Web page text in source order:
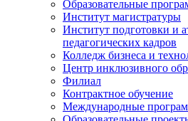
Образовательные
Институт магистратуры
Институт подготовки и
педагогических кадров
Колледж бизнеса и
Центр инклюзивного
Филиал
Контрактное обучение
Международные